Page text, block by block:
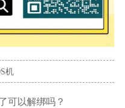
机
可以解绑吗？